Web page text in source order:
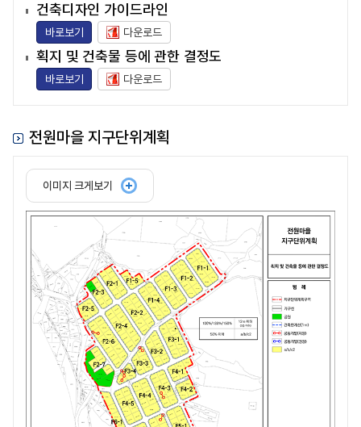
건축디자인 가이드라인
바로보기 다운로드
획지 및 건축물 등에 관한 결정도
바로보기 다운로드
전원마을 지구단위계획
이미지 크게보기